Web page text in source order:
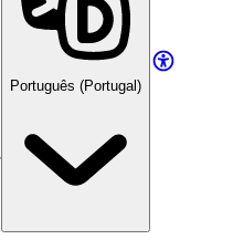
Português (Portugal)